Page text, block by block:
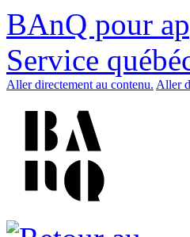
BAnQ pour
Service
Aller directement au contenu. Aller